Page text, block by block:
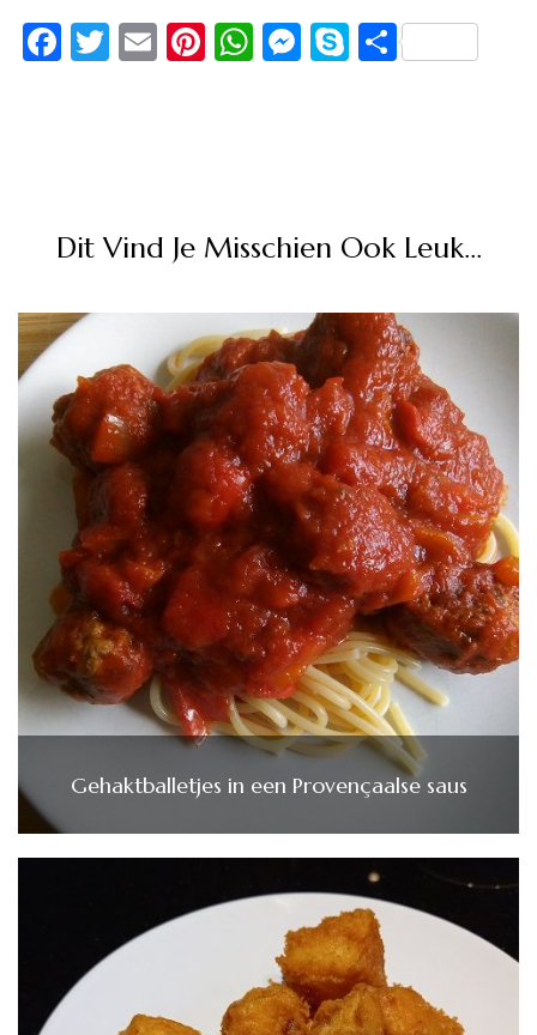
Facebook
Twitter
EmailPinterest
WhatsApp
Messenger
Skype
Delen
Dit Vind Je Misschien Ook Leuk...
Gehaktballetjes in een Provençaalse saus